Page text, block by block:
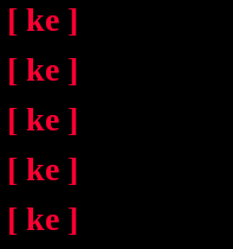
[ ke ]
[ ke ]
[ ke ]
[ ke ]
[ ke ]